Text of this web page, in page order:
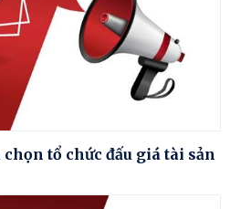
tổ chức đấu giá tài sản